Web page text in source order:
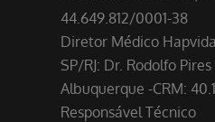
44.649.812/0001-38
Diretor Médico Hapvida
SP/RJ: Dr. Rodolfo Pires
Albuquerque -CRM:
Responsável Técnico